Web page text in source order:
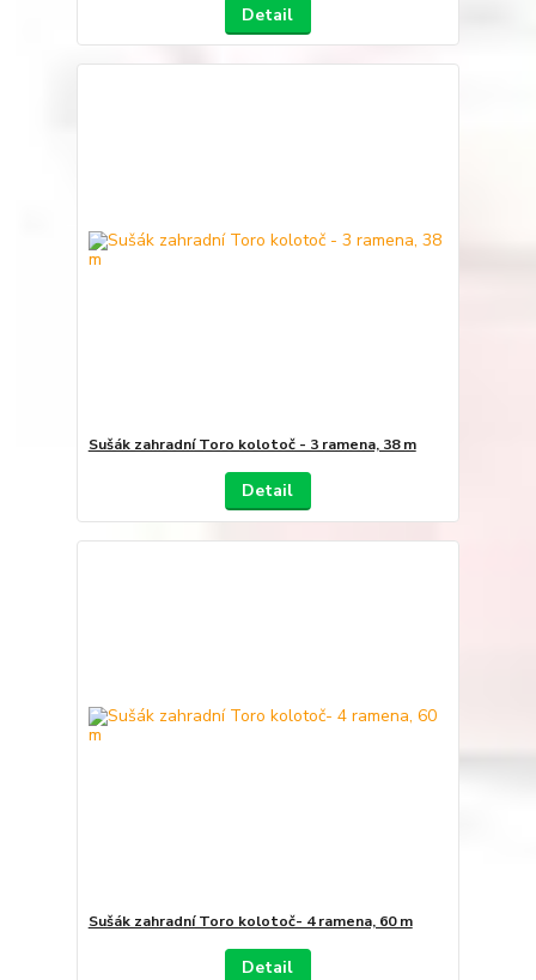
Detail
Sušák zahradní Toro kolotoč - 3 ramena, 38 m
Detail
Sušák zahradní Toro kolotoč- 4 ramena, 60 m
Detail